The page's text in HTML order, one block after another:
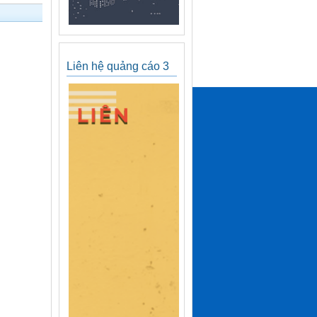
Liên hệ quảng cáo 3